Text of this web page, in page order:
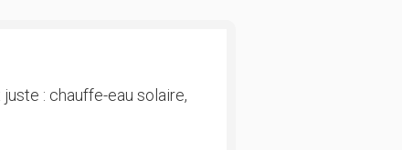
: chauffe-eau solaire,